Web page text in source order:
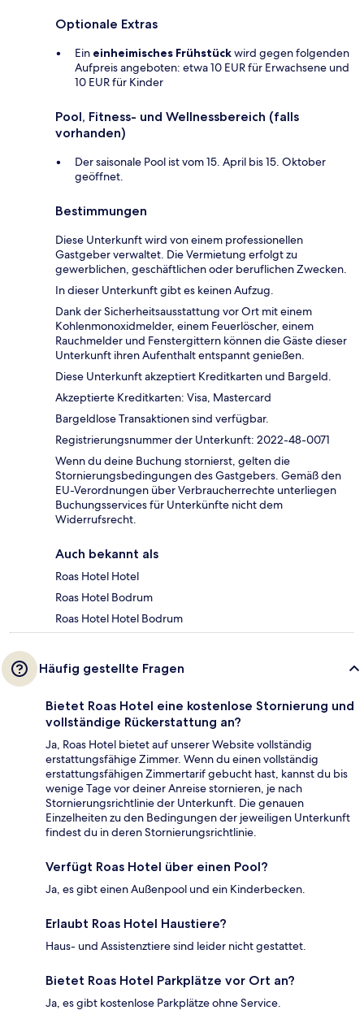
Optionale Extras
Ein einheimisches Frühstückwird gegen folgenden
Aufpreis angeboten: etwa 10 EUR für Erwachsene und
10 EUR für Kinder
Pool, Fitness- und Wellnessbereich (falls
vorhanden)
Der saisonale Pool ist vom 15. April bis 15. Oktober
geöffnet.
Bestimmungen
Diese Unterkunft wird von einem professionellen
Gastgeber verwaltet. Die Vermietung erfolgt zu
gewerblichen, geschäftlichen oder beruflichen Zwecken.
In dieser Unterkunft gibt es keinen Aufzug.
Dank der Sicherheitsausstattung vor Ort mit einem
Kohlenmonoxidmelder, einem Feuerlöscher, einem
Rauchmelder und Fenstergittern können die Gäste dieser
Unterkunft ihren Aufenthalt entspannt genießen.
Diese Unterkunft akzeptiert Kreditkarten und Bargeld.
Akzeptierte Kreditkarten: Visa, Mastercard
Bargeldlose Transaktionen sind verfügbar.
Registrierungsnummer der Unterkunft: 2022-48-0071
Wenn du deine Buchung stornierst, gelten die
Stornierungsbedingungen des Gastgebers. Gemäß den
EU-Verordnungen über Verbraucherrechte unterliegen
Buchungsservices für Unterkünfte nicht dem
Widerrufsrecht.
Auch bekannt als
Roas Hotel Hotel
Roas Hotel Bodrum
Roas Hotel Hotel Bodrum
Häufig gestellte Fragen
Bietet Roas Hotel eine kostenlose Stornierung und
vollständige Rückerstattung an?
Ja, Roas Hotel bietet auf unserer Website vollständig
erstattungsfähige Zimmer. Wenn du einen vollständig
erstattungsfähigen Zimmertarif gebucht hast, kannst du bis
wenige Tage vor deiner Anreise stornieren, je nach
Stornierungsrichtlinie der Unterkunft. Die genauen
Einzelheiten zu den Bedingungen der jeweiligen Unterkunft
findest du in deren Stornierungsrichtlinie.
Verfügt Roas Hotel über einen Pool?
Ja, es gibt einen Außenpool und ein Kinderbecken.
Erlaubt Roas Hotel Haustiere?
Haus- und Assistenztiere sind leider nicht gestattet.
Bietet Roas Hotel Parkplätze vor Ort an?
Ja, es gibt kostenlose Parkplätze ohne Service.